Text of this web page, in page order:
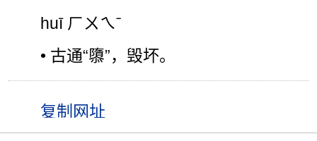
huī ㄏㄨㄟˉ
• 古通“隳”，毁坏。